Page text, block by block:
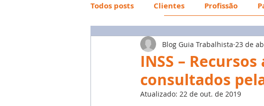
Todos posts Clientes Profissão
FGTS Mercado de
Emprego Avaliação de Desempenho
INSS –
consultados
Blog Guia Trabalhista 23 de
Atualizado: 22 de out. de 2019